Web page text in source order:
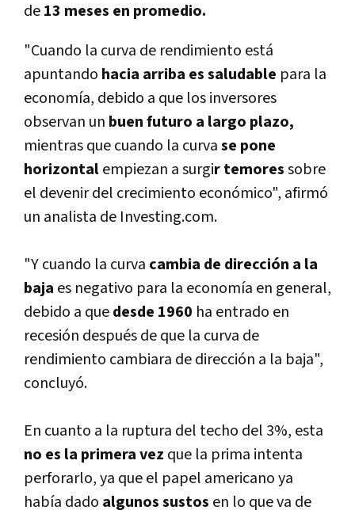
de13 meses en promedio.
"Cuando la curva de rendimiento está
apuntando hacia arriba es saludable para la
economí­a, debido a que los inversores
observan un buen futuro a largo plazo,
mientras que cuando la curvase pone
horizontalempiezan a surgir temoressobre
el devenir del crecimiento económico", afirmó
un analista de Investing.com.
"Y cuando la curva cambia de dirección a la
baja es negativo para la economí­a en general,
debido a quedesde 1960 ha entrado en
recesión después de que la curva de
rendimiento cambiara de dirección a la baja",
concluyó.
En cuanto a la ruptura del techo del 3%, esta
no es la primera vez que la prima intenta
perforarlo, ya que el papel americano ya
habí­a dado algunos sustos en lo que va de